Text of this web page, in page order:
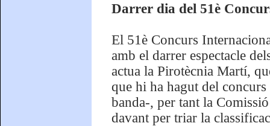
Darrer dia del 51è
El 51è Concurs
amb el darrer espectacle
actua la Pirotècnia Martí,
que hi ha hagut del
banda-, per tant la
davant per triar la